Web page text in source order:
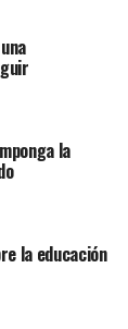
la
la educación